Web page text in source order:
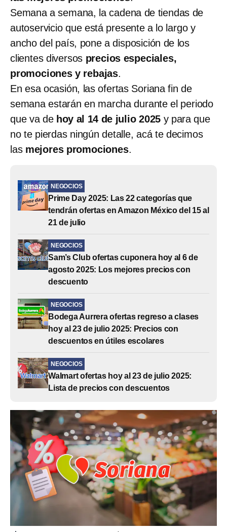
Semana a semana, la cadena de tiendas de
autoservicio que está presente a lo largo y
ancho del país, pone a disposición de los
clientes diversos precios especiales,
promociones y rebajas.
En esa ocasión, las ofertas Soriana fin de
semana estarán en marcha durante el periodo
que va de hoy al 14 de julio 2025 y para que
no te pierdas ningún detalle, acá te decimos
las mejores promociones.
NEGOCIOS
Prime Day 2025: Las 22 categorías que
tendrán ofertas en Amazon México del 15 al
21 de julio
NEGOCIOS
Sam’s Club ofertas cuponera hoy al 6 de
agosto 2025: Los mejores precios con
descuento
NEGOCIOS
Bodega Aurrera ofertas regreso a clases
hoy al 23 de julio 2025: Precios con
descuentos en útiles escolares
NEGOCIOS
Walmart ofertas hoy al 23 de julio 2025:
Lista de precios con descuentos